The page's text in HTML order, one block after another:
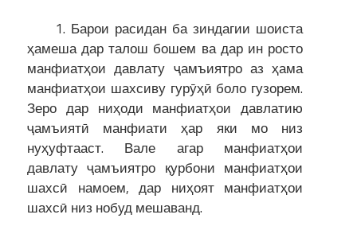
1. Барои расидан ба зиндагии шоиста
ҳамеша дар талош бошем ва дар ин росто
манфиатҳои давлату ҷамъиятро аз ҳама
манфиатҳои шахсиву гурӯҳӣ боло гузорем.
Зеро дар ниҳоди манфиатҳои давлатию
ҷамъиятӣ манфиати ҳар яки мо низ
нуҳуфтааст. Вале агар манфиатҳои
давлату ҷамъиятро қурбони манфиатҳои
шахсӣ намоем, дар ниҳоят манфиатҳои
шахсӣ низ нобуд мешаванд.